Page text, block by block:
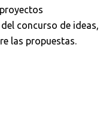
concurso de ideas,
las propuestas.